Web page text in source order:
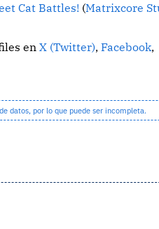
Cat Battles! (Matrixcore
enX (Twitter),Facebook,
datos, por lo que puede ser incompleta.